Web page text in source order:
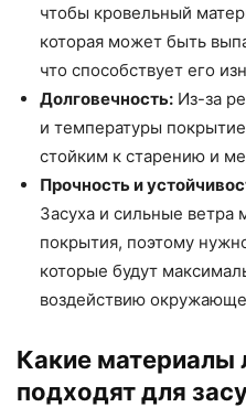
чтобы кровельный
которая может быть
что способствует его
Долговечность: Из-за
и температуры
стойким к старению и
Прочность и
Засуха и сильные ветра
покрытия, поэтому
которые будут
воздействию
Какие материалы
подходят для